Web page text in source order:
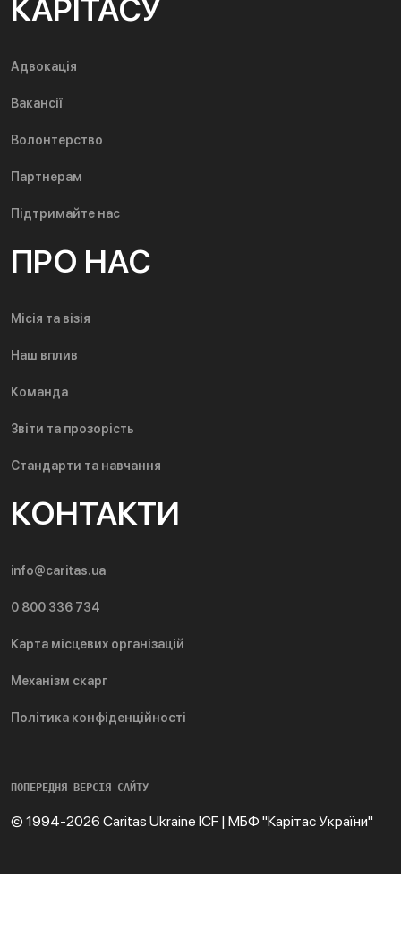
КАРІТАСУ
Адвокація
Вакансії
Волонтерство
Партнерам
Підтримайте нас
ПРО НАС
Місія та візія
Наш вплив
Команда
Звіти та прозорість
Стандарти та навчання
КОНТАКТИ
info@caritas.ua
0 800 336 734
Карта місцевих організацій
Механізм скарг
Політика конфіденційності
ПОПЕРЕДНЯ ВЕРСІЯ САЙТУ
© 1994-2026 Caritas Ukraine ICF | МБФ "Карітас України"